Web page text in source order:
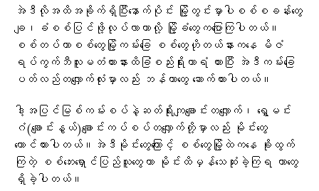
အဲဒီလိုအထိအခိုက်ရှိပြီးနောက်ပိုင်း မြို့တွင်းမှာပါစစ်စခန်းတွေ
ချ၊ခံစစ်ပြင်ဖို့လုပ်လာတာလို့ မြို့ခံတွေကပြောကြပါတယ်။
စစ်တပ်ဟာစစ်တွေမြို့ကမ်းခြေ စစ်တွေဟိုတယ်နားကနေ မိဇံ
ရပ်ကွက်ဘီလူးမတံတားနားထိခြံစည်းရိုးကာရံ ထားပြီး အဲဒီကမ်းခြေ
ပတ်လည်တလျှောက်လုံးမှာလည်း ဘန်ကာတွေ ဆောက်ထားပါတယ်။
ဒါ့အပြင်မြစ်ကမ်းစပ်နဲ့ဆတ်ရိုးကျချောင်းတလျှောက်၊ ရွှေမင်း
ဂံ(ချောင်းနွယ်)ချောင်းကပ်စပ်တလျှောက်တို့မှာလည်း မိုင်းတွေ
ထောင်ထားပါတယ်။အဲဒီမိုင်းတွေကြောင့် စစ်တွေမြို့ထဲကနေ ခိုးထွက်
ကြတဲ့ စစ်ဘေးရှောင်ပြည်သူတွေဟာ မိုင်းထိမှန်သေဆုံးခဲ့ကြရ တာတွေ
ရှိခဲ့ပါတယ်။